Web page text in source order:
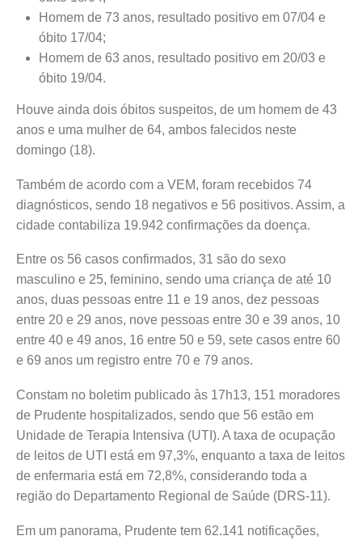
Homem de 73 anos, resultado positivo em 07/04 e
óbito 17/04;
Homem de 63 anos, resultado positivo em 20/03 e
óbito 19/04.
Houve ainda dois óbitos suspeitos, de um homem de 43
anos e uma mulher de 64, ambos falecidos neste
domingo (18).
Também de acordo com a VEM, foram recebidos 74
diagnósticos, sendo 18 negativos e 56 positivos. Assim, a
cidade contabiliza 19.942 confirmações da doença.
Entre os 56 casos confirmados, 31 são do sexo
masculino e 25, feminino, sendo uma criança de até 10
anos, duas pessoas entre 11 e 19 anos, dez pessoas
entre 20 e 29 anos, nove pessoas entre 30 e 39 anos, 10
entre 40 e 49 anos, 16 entre 50 e 59, sete casos entre 60
e 69 anos um registro entre 70 e 79 anos.
Constam no boletim publicado às 17h13, 151 moradores
de Prudente hospitalizados, sendo que 56 estão em
Unidade de Terapia Intensiva (UTI). A taxa de ocupação
de leitos de UTI está em 97,3%, enquanto a taxa de leitos
de enfermaria está em 72,8%, considerando toda a
região do Departamento Regional de Saúde (DRS-11).
Em um panorama, Prudente tem 62.141 notificações,